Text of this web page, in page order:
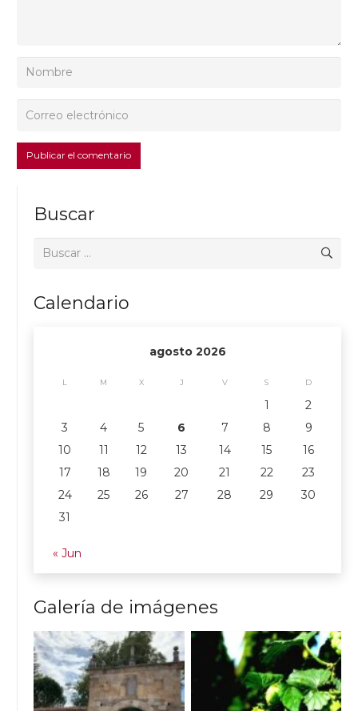
Publicar el comentario
Buscar
Buscar:
Calendario
agosto 2026
L M X J V S D
1
2
3
4 5 6 7 8
9
10
11 12 13 14 15
16
17
18 19 20 21 22
23
24
25 26 27 28 29
30
31
« Jun
Galería de imágenes